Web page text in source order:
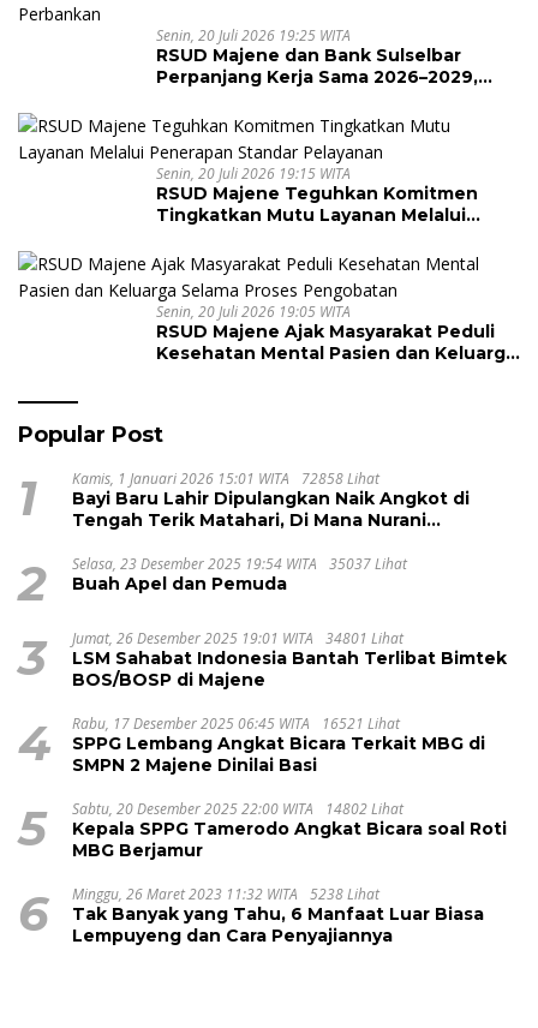
Senin, 20 Juli 2026 19:25 WITA
RSUD Majene dan Bank Sulselbar
Perpanjang Kerja Sama 2026–2029,
Transaksi Perbankan
Senin, 20 Juli 2026 19:15 WITA
RSUD Majene Teguhkan Komitmen
Tingkatkan Mutu Layanan Melalui
Senin, 20 Juli 2026 19:05 WITA
RSUD Majene Ajak Masyarakat Peduli
Kesehatan Mental Pasien dan Keluarga
Popular Post
1 Kamis, 1 Januari 2026 15:01 WITA 72858 Lihat
Bayi Baru Lahir Dipulangkan Naik Angkot di
Tengah Terik Matahari, Di Mana Nurani
2 Selasa, 23 Desember 2025 19:54 WITA 35037 Lihat
Buah Apel dan Pemuda
3 Jumat, 26 Desember 2025 19:01 WITA 34801 Lihat
LSM Sahabat Indonesia Bantah Terlibat Bimtek
BOS/BOSP di Majene
4 Rabu, 17 Desember 2025 06:45 WITA 16521 Lihat
SPPG Lembang Angkat Bicara Terkait MBG di
SMPN 2 Majene Dinilai Basi
5 Sabtu, 20 Desember 2025 22:00 WITA 14802 Lihat
Kepala SPPG Tamerodo Angkat Bicara soal Roti
MBG Berjamur
6 Minggu, 26 Maret 2023 11:32 WITA 5238 Lihat
Tak Banyak yang Tahu, 6 Manfaat Luar Biasa
Lempuyeng dan Cara Penyajiannya